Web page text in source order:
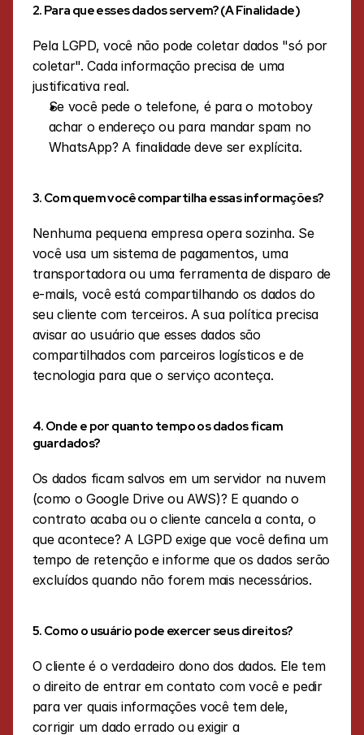
2. Para que esses dados servem? (A Finalidade)
Pela LGPD, você não pode coletar dados "só por
coletar". Cada informação precisa de uma
justificativa real.
Se você pede o telefone, é para o motoboy
achar o endereço ou para mandar spam no
WhatsApp? A finalidade deve ser explícita.
3. Com quem você compartilha essas informações?
Nenhuma pequena empresa opera sozinha. Se
você usa um sistema de pagamentos, uma
transportadora ou uma ferramenta de disparo de
e-mails, você está compartilhando os dados do
seu cliente com terceiros. A sua política precisa
avisar ao usuário que esses dados são
compartilhados com parceiros logísticos e de
tecnologia para que o serviço aconteça.
4. Onde e por quanto tempo os dados ficam
guardados?
Os dados ficam salvos em um servidor na nuvem
(como o Google Drive ou AWS)? E quando o
contrato acaba ou o cliente cancela a conta, o
que acontece? A LGPD exige que você defina um
tempo de retenção e informe que os dados serão
excluídos quando não forem mais necessários.
5. Como o usuário pode exercer seus direitos?
O cliente é o verdadeiro dono dos dados. Ele tem
o direito de entrar em contato com você e pedir
para ver quais informações você tem dele,
corrigir um dado errado ou exigir a